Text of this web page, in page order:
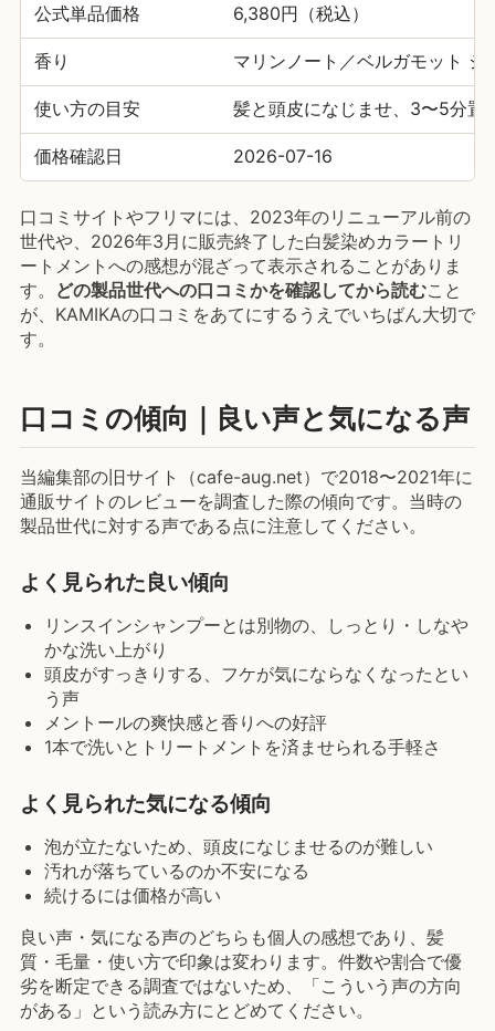
公式単品価格 6,380円（税込）
香り マリンノート／ベルガモット ジ
使い方の目安 髪と頭皮になじませ、3〜5分置
価格確認日 2026-07-16
口コミサイトやフリマには、2023年のリニューアル前の
世代や、2026年3月に販売終了した白髪染めカラートリ
ートメントへの感想が混ざって表示されることがありま
す。 どの製品世代への口コミかを確認してから読むこと
が、KAMIKAの口コミをあてにするうえでいちばん大切で
す。
口コミの傾向｜良い声と気になる声
当編集部の旧サイト（cafe-aug.net）で2018〜2021年に
通販サイトのレビューを調査した際の傾向です。当時の
製品世代に対する声である点に注意してください。
よく見られた良い傾向
リンスインシャンプーとは別物の、しっとり・しなや
かな洗い上がり
頭皮がすっきりする、フケが気にならなくなったとい
う声
メントールの爽快感と香りへの好評
1本で洗いとトリートメントを済ませられる手軽さ
よく見られた気になる傾向
泡が立たないため、頭皮になじませるのが難しい
汚れが落ちているのか不安になる
続けるには価格が高い
良い声・気になる声のどちらも個人の感想であり、髪
質・毛量・使い方で印象は変わります。件数や割合で優
劣を断定できる調査ではないため、「こういう声の方向
がある」という読み方にとどめてください。